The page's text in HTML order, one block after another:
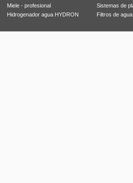
Miele - profesional
Sistemas de
Hidrogenador agua HYDRON Filtros de